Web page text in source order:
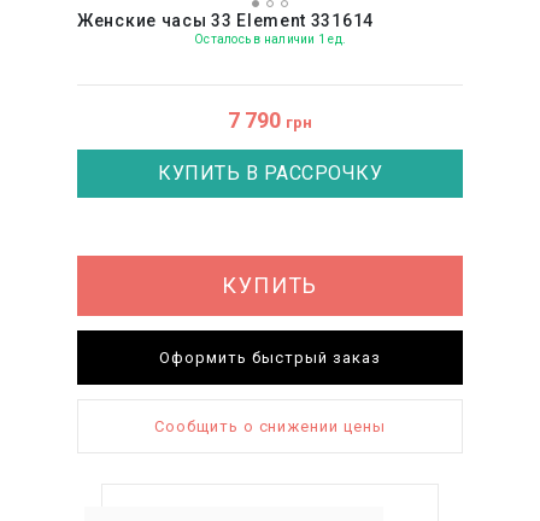
Женские часы 33 Element 331614
Осталось в наличии 1 ед.
7 790 грн
КУПИТЬ В РАССРОЧКУ
КУПИТЬ
Оформить быстрый заказ
Сообщить о снижении цены